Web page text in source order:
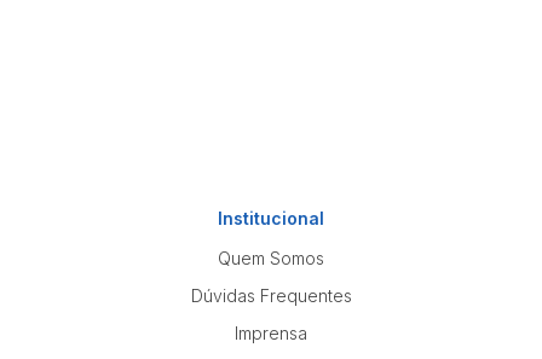
Institucional
Quem Somos
Dúvidas Frequentes
Imprensa